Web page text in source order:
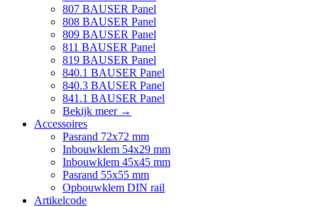
807 BAUSER Panel
808 BAUSER Panel
809 BAUSER Panel
811 BAUSER Panel
819 BAUSER Panel
840.1 BAUSER Panel
840.3 BAUSER Panel
841.1 BAUSER Panel
Bekijk meer →
Accessoires
Pasrand 72x72 mm
Inbouwklem 54x29 mm
Inbouwklem 45x45 mm
Pasrand 55x55 mm
Opbouwklem DIN rail
Artikelcode